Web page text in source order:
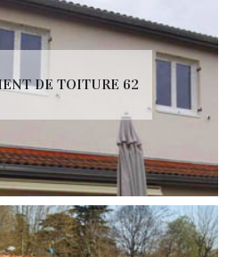
DE TOITURE 62